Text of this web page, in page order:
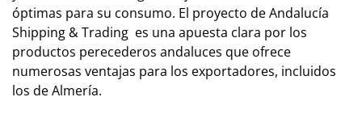
óptimas para su consumo. El proyecto de Andalucía
Shipping & Trading es una apuesta clara por los
productos perecederos andaluces que ofrece
numerosas ventajas para los exportadores, incluidos
los de Almería.